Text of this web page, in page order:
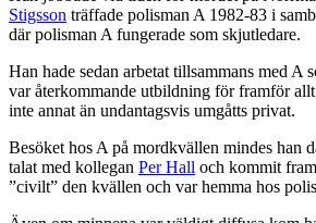
Stigsson träffade polisman A 1982-83 i
där polisman A fungerade som skjutledare.
Han hade sedan arbetat tillsammans med A
var återkommande utbildning för framför
inte annat än undantagsvis umgåtts privat.
Besöket hos A på mordkvällen mindes han
talat med kollegan Per Hall och kommit
”civilt” den kvällen och var hemma hos